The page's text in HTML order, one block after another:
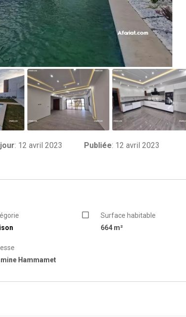
: 12 avril 2023 Publiée: 12 avril 2023
Surface habitable
664 m²
Hammamet